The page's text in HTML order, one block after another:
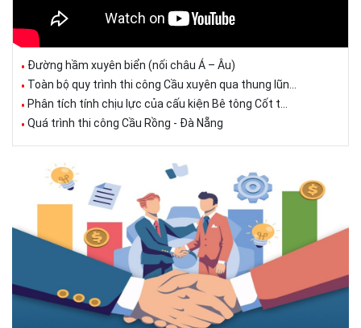
Đường hầm xuyên biển (nối châu Á – Âu)
Toàn bộ quy trình thi công Cầu xuyên qua thung lũn...
Phân tích tính chịu lực của cấu kiện Bê tông Cốt t...
Quá trình thi công Cầu Rồng - Đà Nẵng